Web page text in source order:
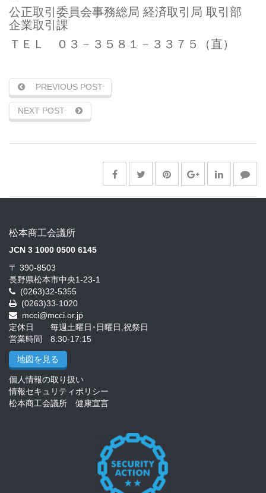
公正取引委員会事務総局 経済取引局 取引部
企業取引課
ＴＥＬ ０３－３５８１－３３７５（直）
PREVIOUS POST
NEXT POST
松本商工会議所
JCN 3 1000 0500 6145
〒 390-8503
長野県松本市中央1-23-1
(0263)32-5355
(0263)33-1020
mcci@mcci.or.jp
定休日 毎週土曜日･日曜日,祝祭日
営業時間 8:30-17:15
地図を見る
個人情報の取り扱い
情報セキュリティポリシー
松本商工会議所 健康宣言